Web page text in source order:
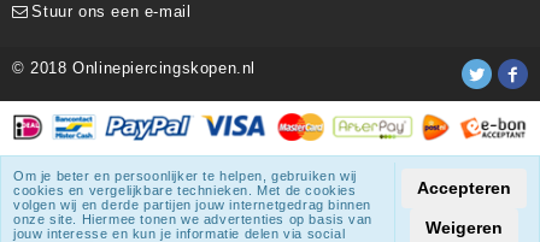
Stuur ons een e-mail
© 2018 Onlinepiercingskopen.nl
Alle weergegeven prijzen zijn inclusief 21% BTW.
Onlinepiercingskopen.nlkrijgt een beoordeling
1807beoordelingen.
Om je beter en persoonlijker te helpen, gebruiken wij
cookies en vergelijkbare technieken. Met de cookies
volgen wij en derde partijen jouw internetgedrag binnen
onze site. Hiermee tonen we advertenties op basis van
jouw interesse en kun je informatie delen via social
Accepteren
Weigeren